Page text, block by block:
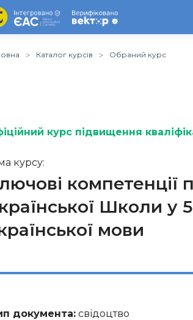
Каталог курсів Обраний курс
курс підвищення
курсу:
компетенції
Школи у
мови
документа: свідоцтво